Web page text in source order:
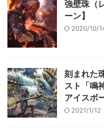
強壁珠（
ーン】
2020/10/
刻まれた
スト「鳴
アイスボ
2021/1/12